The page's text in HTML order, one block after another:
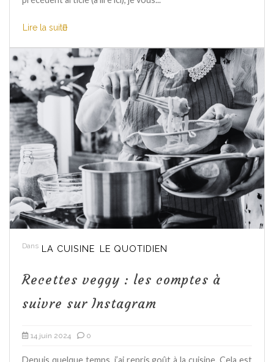
Lire la suite
Dans LA CUISINE LE QUOTIDIEN
Recettes veggy : les comptes à
suivre sur Instagram
14 juin 2024 0
Depuis quelque temps, j’ai repris goût à la cuisine. Cela est